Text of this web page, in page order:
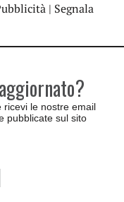
| Segnala
ricevi le nostre email
pubblicate sul sito